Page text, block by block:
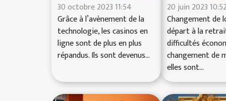
30 octobre 2023 11:54
Grâce à l’avènement de la
technologie, les casinos en
ligne sont de plus en plus
répandus. Ils sont devenus...
20 juin 2023 10:52
Changement de
départ à la
difficultés
changement de
elles sont...